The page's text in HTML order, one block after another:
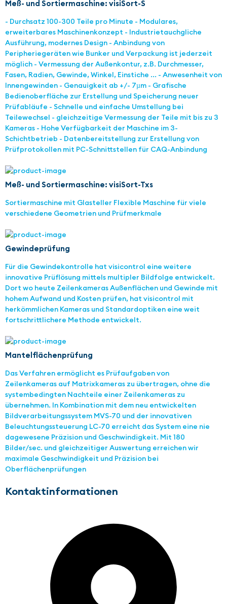
Meß- und Sortiermaschine: visiSort-S
- Durchsatz 100-300 Teile pro Minute - Modulares,
erweiterbares Maschinenkonzept - Industrietauchgliche
Ausführung, modernes Design - Anbindung von
Peripheriegeräten wie Bunker und Verpackung ist jederzeit
möglich - Vermessung der Außenkontur, z.B. Durchmesser,
Fasen, Radien, Gewinde, Winkel, Einstiche ... - Anwesenheit von
Innengewinden - Genauigkeit ab +/- 7µm - Grafische
Bedienoberfläche zur Erstellung und Speicherung neuer
Prüfabläufe - Schnelle und einfache Umstellung bei
Teilewechsel - gleichzeitige Vermessung der Teile mit bis zu 3
Kameras - Hohe Verfügbarkeit der Maschine im 3-
Schichtbetrieb - Datenbereitstellung zur Erstellung von
Prüfprotokollen mit PC-Schnittstellen für CAQ-Anbindung
Meß- und Sortiermaschine: visiSort-Txs
Sortiermaschine mit Glasteller Flexible Maschine für viele
verschiedene Geometrien und Prüfmerkmale
Gewindeprüfung
Für die Gewindekontrolle hat visicontrol eine weitere
innovative Prüflösung mittels multipler Bildfolge entwickelt.
Dort wo heute Zeilenkameras Außenflächen und Gewinde mit
hohem Aufwand und Kosten prüfen, hat visicontrol mit
herkömmlichen Kameras und Standardoptiken eine weit
fortschrittlichere Methode entwickelt.
Mantelflächenprüfung
Das Verfahren ermöglicht es Prüfaufgaben von
Zeilenkameras auf Matrixkameras zu übertragen, ohne die
systembedingten Nachteile einer Zeilenkameras zu
übernehmen. In Kombination mit dem neu entwickelten
Bildverarbeitungssystem MVS-70 und der innovativen
Beleuchtungssteuerung LC-70 erreicht das System eine nie
dagewesene Präzision und Geschwindigkeit. Mit 180
Bilder/sec. und gleichzeitiger Auswertung erreichen wir
maximale Geschwindigkeit und Präzision bei
Oberflächenprüfungen
Kontaktinformationen